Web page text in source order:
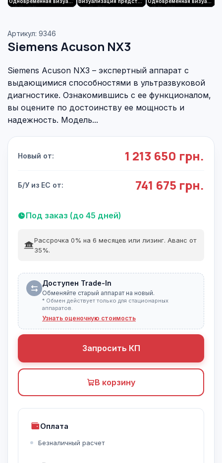
Артикул: 9346
Siemens Acuson NX3
Siemens Acuson NX3 – экспертный аппарат с
выдающимися способностями в ультразвуковой
диагностике. Ознакомившись с ее функционалом,
вы оцените по достоинству ее мощность и
надежность. Модель...
Новый от: 1 213 650 грн.
Б/У из ЕС от: 741 675 грн.
Под заказ (до 45 дней)
Рассрочка 0% на 6 месяцев или лизинг. Аванс от
35%.
Доступен Trade-In
Обменяйте старый аппарат на новый.
* Обмен действует только для стационарных
аппаратов.
Узнать оценочную стоимость
Запросить КП
В корзину
Оплата
Безналичный расчет